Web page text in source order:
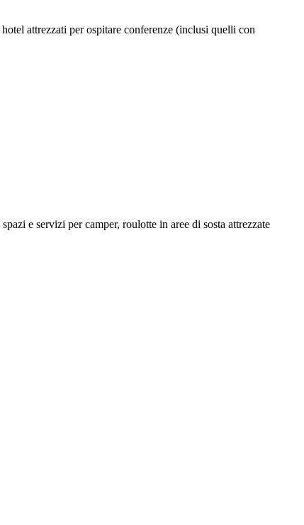
attrezzati per ospitare conferenze (inclusi quelli con
e servizi per camper, roulotte in aree di sosta attrezzate